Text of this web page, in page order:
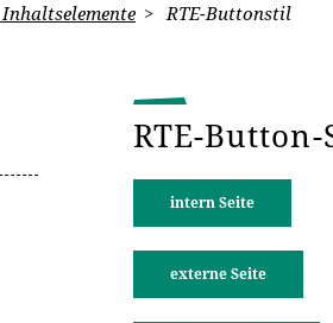
Inhaltselemente RTE-Buttonstil
RTE-
intern Seite
externe Seite